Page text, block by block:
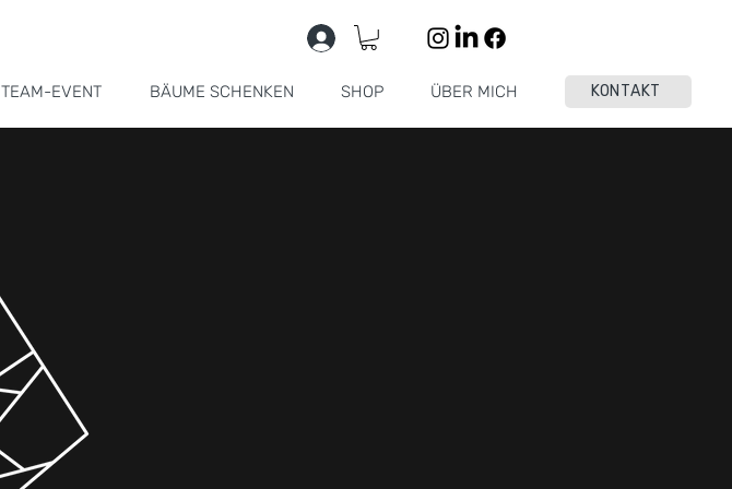
TEAM-EVENT BÄUME SCHENKEN SHOP ÜBER MICH KONTAKT